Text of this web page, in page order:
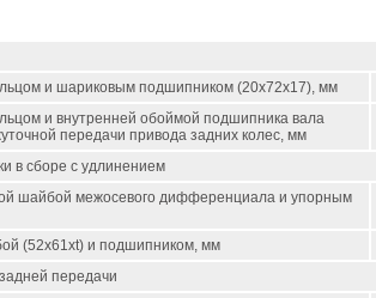
и шариковым подшипником (20х72х17), мм
и внутренней обоймой подшипника вала
передачи привода задних колес, мм
в сборе с удлинением
шайбой межосевого дифференциала и упорным
(52х61хt) и подшипником, мм
передачи